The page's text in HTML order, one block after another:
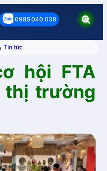
0985 040 038
Tin tức
hội FTA
thị trường